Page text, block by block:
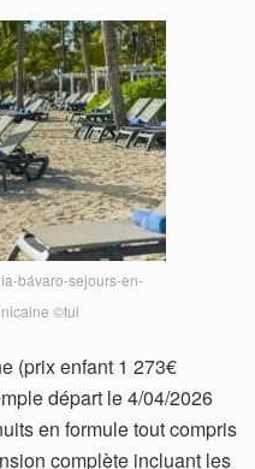
bávaro-sejours-en-
©tui
(prix enfant 1 273€
départ le 4/04/2026
en formule tout compris
complète incluant les